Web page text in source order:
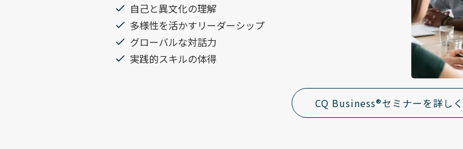
自己と異文化の理解
多様性を活かすリーダーシップ
グローバルな対話力
実践的スキルの体得
CQ Business®セミナーを詳し